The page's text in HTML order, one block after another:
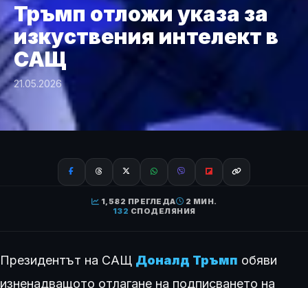
Тръмп отложи указа за
изкуствения интелект в
САЩ
21.05.2026
1,582 ПРЕГЛЕДА
2 МИН.
132 СПОДЕЛЯНИЯ
Президентът на САЩ Доналд Тръмп обяви
изненадващото отлагане на подписването на